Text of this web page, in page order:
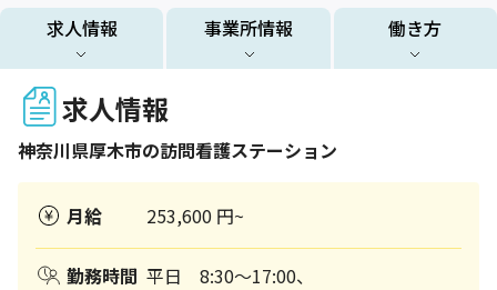
求人情報 事業所情報 働き方
求人情報
神奈川県厚木市の訪問看護ステーション
月給 253,600 円~
勤務時間 平日 8:30～17:00、